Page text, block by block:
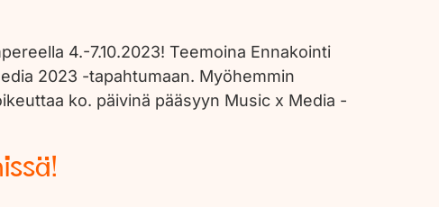
4.-7.10.2023! Teemoina Ennakointi
2023 -tapahtumaan. Myöhemmin
ko. päivinä pääsyyn Music x Media -